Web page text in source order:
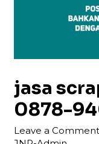
jasa
0878-
Leave a Comment